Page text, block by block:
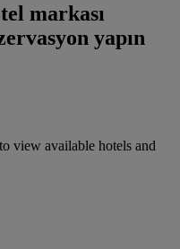
markası
yapın
view available hotels and